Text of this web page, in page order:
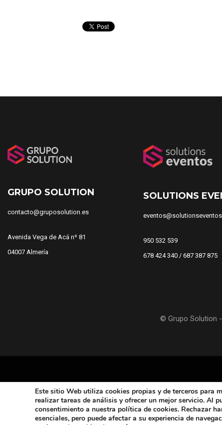
GRUPO SOLUTION
contacto@gruposolution.es
Avenida Vega de Acá nº 81
04007 Almería
SOLUTIONS
950 532 539
678 424 340 / 687 387 875
© Grupo Solution
Este sitio Web utiliza cookies propias y de terceros para
realizar tareas de análisis y ofrecer un mejor servicio. Al
consentimiento a nuestra política de cookies. Rechazar
esenciales, pero puede afectar a su experiencia de